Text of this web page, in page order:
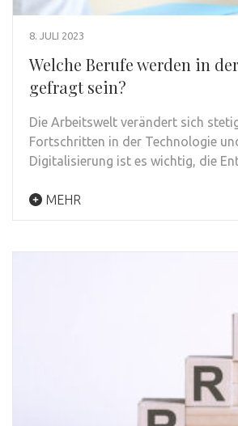
8. JULI 2023
Welche Berufe werden in
gefragt sein?
Die Arbeitswelt verändert sich
Fortschritten in der Technologie
Digitalisierung ist es wichtig, die
MEHR